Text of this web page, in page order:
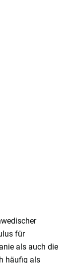
für
als auch die
häufig als